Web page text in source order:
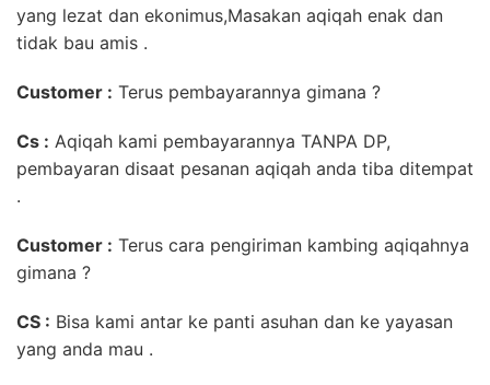
yang lezat dan ekonimus,Masakan aqiqah enak dan
tidak bau amis .
Customer : Terus pembayarannya gimana ?
Cs : Aqiqah kami pembayarannya TANPA DP,
pembayaran disaat pesanan aqiqah anda tiba ditempat
.
Customer : Terus cara pengiriman kambing aqiqahnya
gimana ?
CS : Bisa kami antar ke panti asuhan dan ke yayasan
yang anda mau .